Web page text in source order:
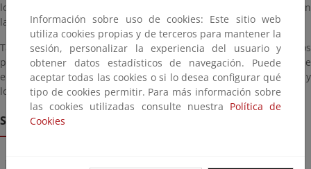
localización, madurez tecnológica y aquellos otros que garanticen
la transición hacia una economía descarbonizada,
También se podrán tener en cuenta las particularidades de los
proyectos de participación ciudadana, como las comunidades de
energías renovables, y las instalaciones de pequeña magnitud y
los proyectos de demostración.
Subastas
Información sobre uso de cookies: Este sitio web
utiliza cookies propias y de terceros para mantener la
sesión, personalizar la experiencia del usuario y
obtener datos estadísticos de navegación. Puede
aceptar todas las cookies o si lo desea configurar qué
tipo de cookies permitir. Para más información sobre
las cookies utilizadas consulte nuestra Política de
Cookies